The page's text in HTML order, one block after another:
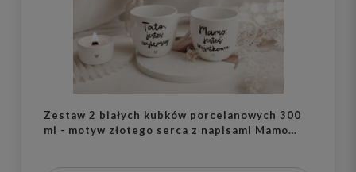
Zestaw 2 białych kubków porcelanowych 300
ml - motyw złotego serca z napisami Mamo